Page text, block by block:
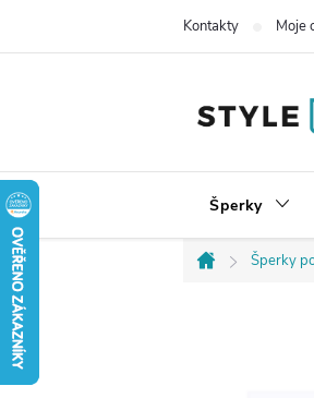
Kontakty Moje
Šperky
Domů
Šperky